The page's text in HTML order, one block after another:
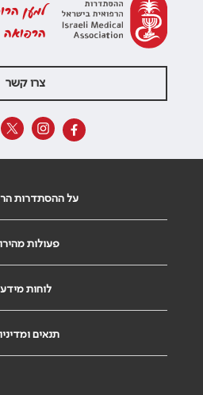
למען
הרפואה
צרו קשר
על ההסתדרות
פעולות
לוחות מידע
תנאים